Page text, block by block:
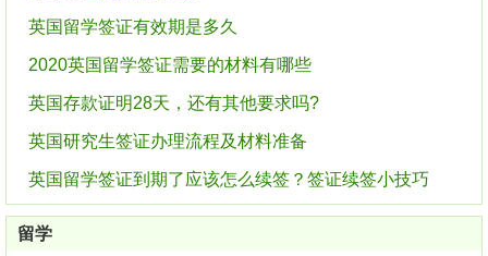
英国留学签证有效期是多久
2020英国留学签证需要的材料有哪些
英国存款证明28天，还有其他要求吗?
英国研究生签证办理流程及材料准备
英国留学签证到期了应该怎么续签？签证续签小技巧
留学